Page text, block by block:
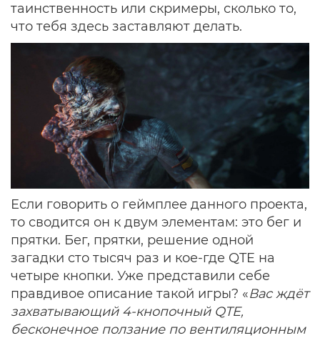
таинственность или скримеры, сколько то,
что тебя здесь заставляют делать.
Если говорить о геймплее данного проекта,
то сводится он к двум элементам: это бег и
прятки. Бег, прятки, решение одной
загадки сто тысяч раз и кое-где QTE на
четыре кнопки. Уже представили себе
правдивое описание такой игры? «Вас ждёт
захватывающий 4-кнопочный QTE,
бесконечное ползание по вентиляционным